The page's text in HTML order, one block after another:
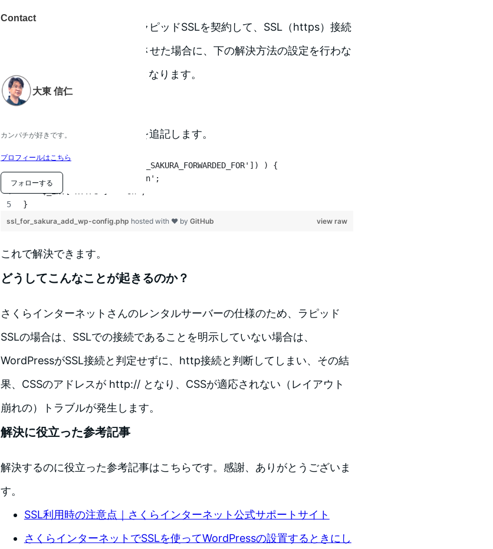
Contact
大東 信仁
カンパチが好きです。
プロフィールはこちら
フォローする
さくらインターネットさんのラピッドSSLを契約して、SSL（https）接続
にてWordPressサイトを動作させた場合に、下の解決方法の設定を行わな
いと、CSSのパスが「http」となります。
解決するには
wp-config.phpに下のコードを追記します。
// SSLを伝える
if( isset($_SERVER['HTTP_X_SAKURA_FORWARDED_FOR']) ) {
    $_SERVER['HTTPS'] = 'on';
    $_ENV['HTTPS'] = 'on';
}
view raw
ssl_for_sakura_add_wp-config.php hosted with ❤ by GitHub
これで解決できます。
どうしてこんなことが起きるのか？
さくらインターネットさんのレンタルサーバーの仕様のため、ラピッド
SSLの場合は、SSLでの接続であることを明示していない場合は、
WordPressがSSL接続と判定せずに、http接続と判断してしまい、その結
果、CSSのアドレスが http:// となり、CSSが適応されない（レイアウト
崩れの）トラブルが発生します。
解決に役立った参考記事
解決するのに役立った参考記事はこちらです。感謝、ありがとうございま
す。
SSL利用時の注意点｜さくらインターネット公式サポートサイト
さくらインターネットでSSLを使ってWordPressの設置するときにし